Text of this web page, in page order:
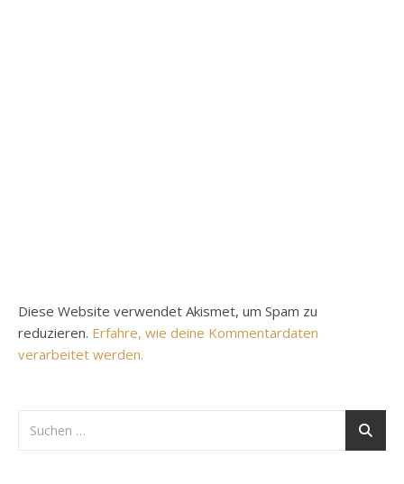
Diese Website verwendet Akismet, um Spam zu
reduzieren. Erfahre, wie deine Kommentardaten
verarbeitet werden.